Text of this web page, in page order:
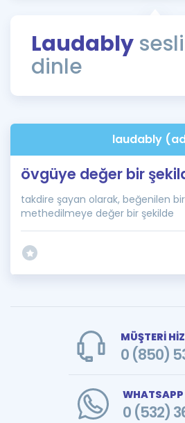
Rehberlik Aracı
ÖSYM Sınav Takvimi
İngilizce Gramer
Laudably sesli
dinle
laudably
övgüye değer bir
takdire şayan olarak, beğenilen
methedilmeye değer bir şekilde
MÜŞTERİ
0 (850)
0 (532)